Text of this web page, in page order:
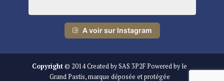
A voir sur Instagram
Copyright© 2014 Created by SAS 3P2F Powered by le
Grand Pastis, marque déposée et protégée